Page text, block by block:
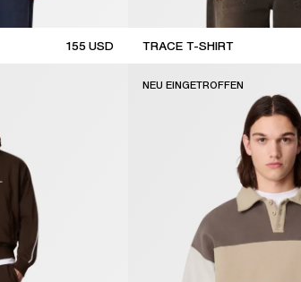
155USD TRACE T-SHIRT
NEU EINGETROFFEN